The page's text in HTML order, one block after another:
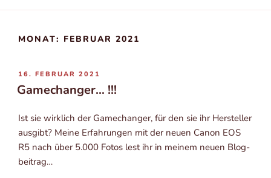
MONAT: FEBRUAR 2021
VERÖFFENTLICHT
AM
16. FEBRUAR 2021
Gamechanger… !!!
Ist sie wirk­lich der Game­ch­an­ger, für den sie ihr Her­stel­ler
aus­gibt? Mei­ne Erfah­run­gen mit der neu­en Canon EOS
R5 nach über 5.000 Fotos lest ihr in mei­nem neu­en Blog­
bei­trag…